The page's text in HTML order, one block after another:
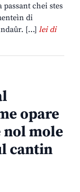
chei stes
di
[…] lei di
opare
nol mole
cantin